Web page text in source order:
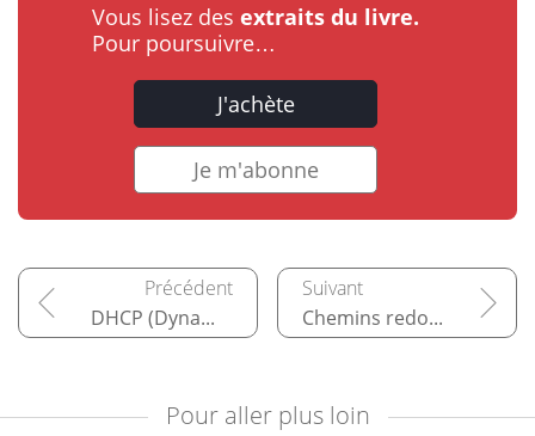
Vous lisez des extraits du livre.
Pour poursuivre…
J'achète
Je m'abonne
DHCP (Dynamic Host Configuration Protocol) Chemins redondants et agrégations
Pour aller plus loin